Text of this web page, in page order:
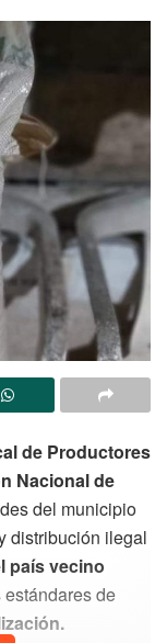
de Productores
Nacional de
del municipio
distribución ilegal
país vecino
de